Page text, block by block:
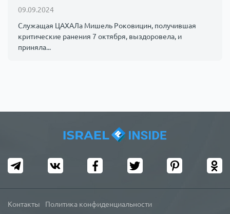
09.09.2024
Служащая ЦАХАЛа Мишель Роковицин, получившая
критические ранения 7 октября, выздоровела, и
приняла...
Контакты Политика конфиденциальности